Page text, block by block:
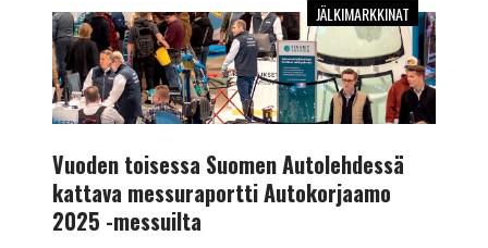
Vuoden
toisessa
Suomen
Autolehdessä
kattava
messuraportti
Autokorjaamo
2025
-
JÄLKIMARKKINAT
Vuoden toisessa Suomen Autolehdessä
kattava messuraportti Autokorjaamo
2025 -messuilta